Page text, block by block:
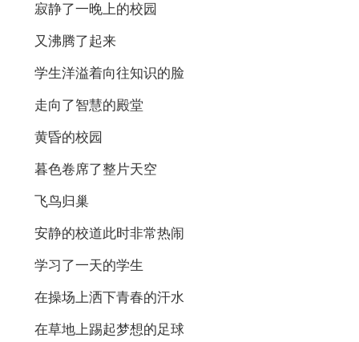
寂静了一晚上的校园
又沸腾了起来
学生洋溢着向往知识的脸
走向了智慧的殿堂
黄昏的校园
暮色卷席了整片天空
飞鸟归巢
安静的校道此时非常热闹
学习了一天的学生
在操场上洒下青春的汗水
在草地上踢起梦想的足球